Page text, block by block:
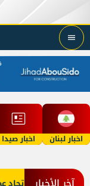
اخبار لبنان اخبار صيدا